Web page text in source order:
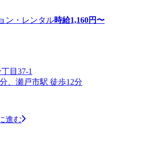
ン・レンタル時給1,160円〜
目37-1
、瀬戸市駅 徒歩12分
進む